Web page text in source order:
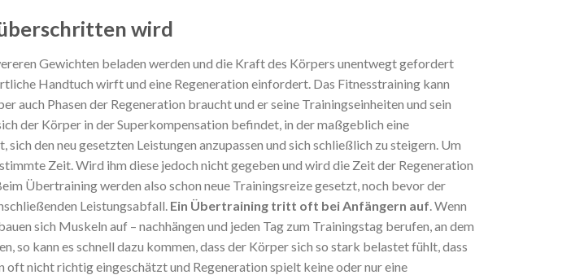
wird
Gewichten beladen werden und die Kraft des Körpers unentwegt gefordert
Handtuch wirft und eine Regeneration einfordert. Das Fitnesstraining kann
auch Phasen der Regeneration braucht und er seine Trainingseinheiten und sein
der Körper in der Superkompensation befindet, in der maßgeblich eine
den neu gesetzten Leistungen anzupassen und sich schließlich zu steigern. Um
Zeit. Wird ihm diese jedoch nicht gegeben und wird die Zeit der Regeneration
Übertraining werden also schon neue Trainingsreize gesetzt, noch bevor der
Leistungsabfall. Ein Übertraining tritt oft bei Anfängern auf . Wenn
sich Muskeln auf – nachhängen und jeden Tag zum Trainingstag berufen, an dem
kann es schnell dazu kommen, dass der Körper sich so stark belastet fühlt, dass
nicht richtig eingeschätzt und Regeneration spielt keine oder nur eine